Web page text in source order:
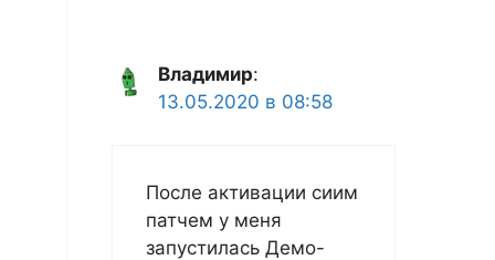
Владимир:
13.05.2020 в 08:58
После активации сиим
патчем у меня
запустилась Демо-